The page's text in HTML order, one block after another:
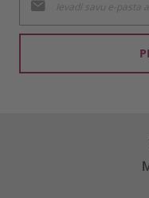
jaunumu
saņemšanai: